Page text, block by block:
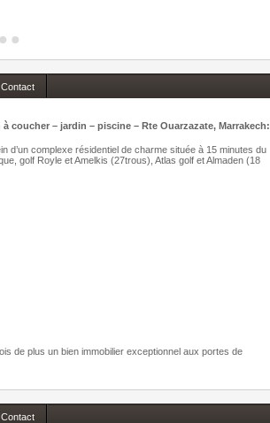
Contact
à coucher – jardin – piscine – Rte Ouarzazate, Marrakech:
d’un complexe résidentiel de charme située à 15 minutes du
golf Royle et Amelkis (27trous), Atlas golf et Almaden (18
de plus un bien immobilier exceptionnel aux portes de
Contact